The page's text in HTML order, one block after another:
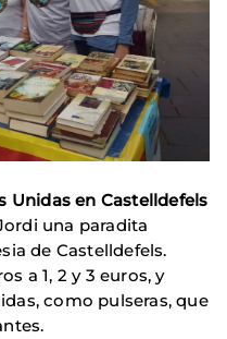
Unidas en Castelldefels
una paradita
de Castelldefels.
a 1, 2 y 3 euros, y
como pulseras, que